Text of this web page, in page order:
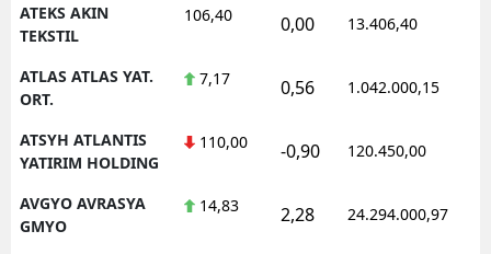
ATEKS AKIN
TEKSTIL
106,40 0,00 13.406,40
ATLAS ATLAS YAT.
ORT.
7,17 0,56 1.042.000,15
ATSYH ATLANTIS
YATIRIM HOLDING
110,00 -0,90 120.450,00
AVGYO AVRASYA
GMYO
14,83 2,28 24.294.000,97